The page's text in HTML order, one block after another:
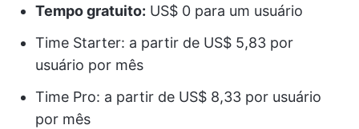
Tempo gratuito: US$ 0 para um usuário
Time Starter: a partir de US$ 5,83 por
usuário por mês
Time Pro: a partir de US$ 8,33 por usuário
por mês